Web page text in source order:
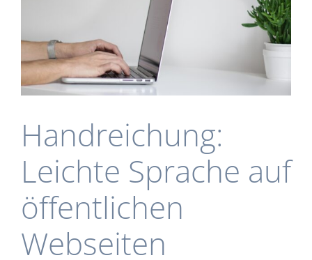
Handreichung:
Leichte Sprache auf
öffentlichen
Webseiten